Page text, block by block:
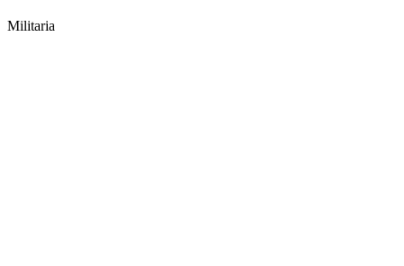
Militaria